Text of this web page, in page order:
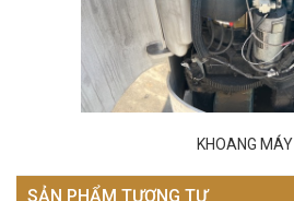
KHOANG MÁY
SẢN PHẨM TƯƠNG TỰ